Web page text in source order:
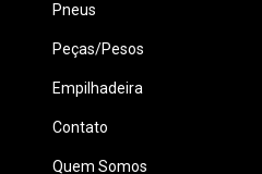
Pneus
Peças/Pesos
Empilhadeira
Contato
Quem Somos